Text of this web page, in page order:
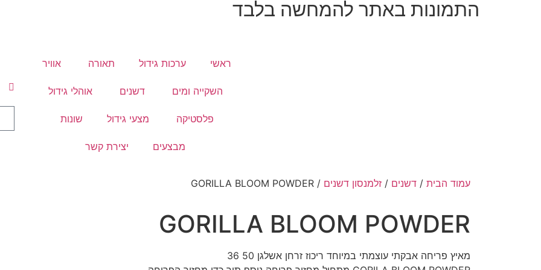
התמונות באתר להמחשה בלבד
ראשי ערכות גידול תאורה אוויר
השקייה ומים דשנים אוהלי גידול
פלסטיקה מצעי גידול שונות
מבצעים יצירת קשר
עמוד הבית / דשנים / זלמנסון דשנים / GORILLA BLOOM POWDER
GORILLA BLOOM POWDER
מאיץ פריחה אבקתי עוצמתי במיוחד ריכוז זרחן אשלגן 50 36